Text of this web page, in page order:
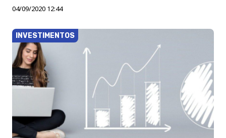
04/09/2020 12:44
INVESTIMENTOS